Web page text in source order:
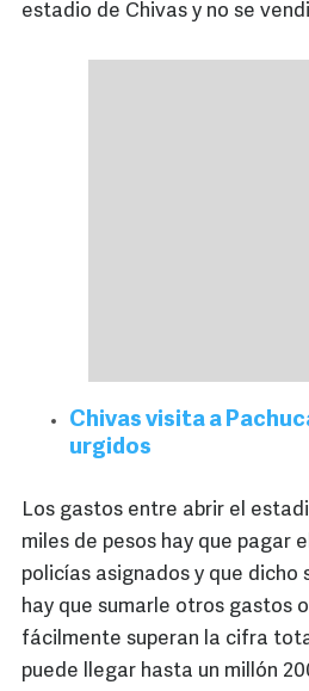
estadio de Chivas y no se
Chivas visita a
urgidos
Los gastos entre abrir el
miles de pesos hay que pagar
policías asignados y que dicho
hay que sumarle otros gastos
fácilmente superan la cifra
puede llegar hasta un millón